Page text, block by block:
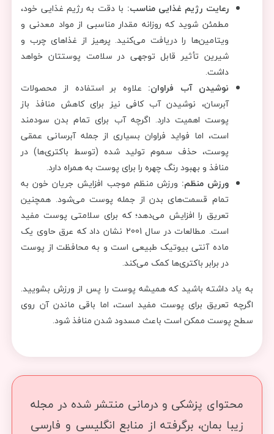
رعایت رژیم غذایی مناسب: با دقت به رژیم غذایی خود،
مطمئن شوید که روزانه مقدار مناسبی از مواد معدنی و
ویتامین‌ها را دریافت می‌کنید. پرهیز از غذاهای چرب و
شیرین تأثیر قابل توجهی در سلامت پوستتان خواهد
داشت.
نوشیدن آب فراوان: علاوه بر استفاده از محصولات
آبرسان، نوشیدن آب کافی نیز برای کاهش منافذ باز
پوست اهمیت دارد. اگرچه آب برای تمام بدن سودمند
است، اما فواید فراوان بسیاری از جمله آبرسانی عمقی
پوست، حذف سموم تولید شده (توسط باکتری‌ها) در
منافذ و بهبود رنگ چهره را برای پوست به همراه دارد.
ورزش منظم: ورزش منظم موجب افزایش جریان خون به
تمام قسمت‌های بدن از جمله پوست می‌شود. همچنین
تعریق را افزایش می‌دهد؛ که برای سلامتی پوست مفید
است. مطالعات در سال 2001 نشان داد که عرق حاوی یک
ماده آنتی بیوتیک طبیعی است و به محافظت از پوست
در برابر باکتری‌ها کمک می‌کند.
به یاد داشته باشید که همیشه پوست را پس از ورزش بشویید.
اگرچه تعریق برای پوست مفید است، اما باقی ماندن آن روی
سطح پوست ممکن است باعث مسدود شدن منافذ شود.
محتوای پزشکی و درمانی منتشر شده در مجله
زیبا بمان، برگرفته از منابع انگلیسی و فارسی